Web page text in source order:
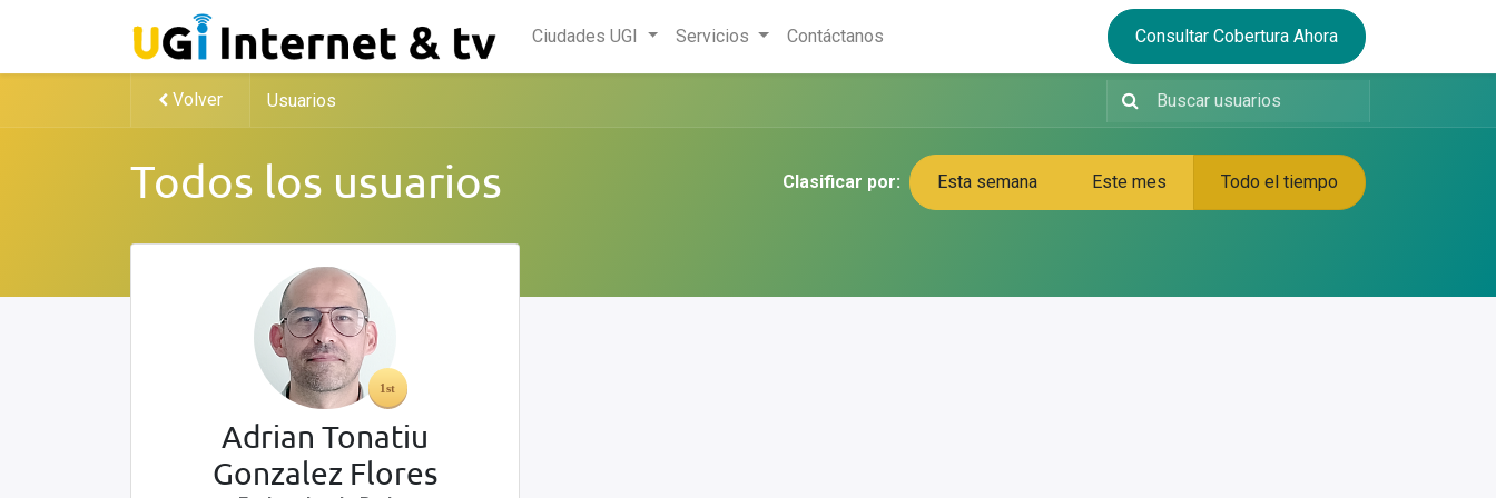
Ciudades UGI Servicios Contáctanos Consultar Cobertura Ahora
Volver Usuarios
Todos los usuarios Clasificar por: Esta semana Este mes Todo el tiempo
Adrian Tonatiu
Gonzalez Flores